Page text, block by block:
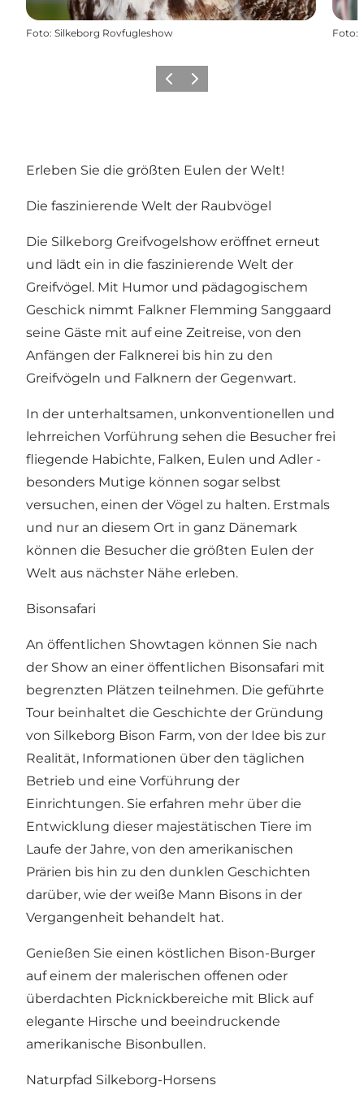
Foto: Silkeborg Rovfugleshow Foto:
ZurückWeiter
Erleben Sie die größten Eulen der Welt!
Die faszinierende Welt der Raubvögel
Die Silkeborg Greifvogelshow eröffnet erneut
und lädt ein in die faszinierende Welt der
Greifvögel. Mit Humor und pädagogischem
Geschick nimmt Falkner Flemming Sanggaard
seine Gäste mit auf eine Zeitreise, von den
Anfängen der Falknerei bis hin zu den
Greifvögeln und Falknern der Gegenwart.
In der unterhaltsamen, unkonventionellen und
lehrreichen Vorführung sehen die Besucher frei
fliegende Habichte, Falken, Eulen und Adler -
besonders Mutige können sogar selbst
versuchen, einen der Vögel zu halten. Erstmals
und nur an diesem Ort in ganz Dänemark
können die Besucher die größten Eulen der
Welt aus nächster Nähe erleben.
Bisonsafari
An öffentlichen Showtagen können Sie nach
der Show an einer öffentlichen Bisonsafari mit
begrenzten Plätzen teilnehmen. Die geführte
Tour beinhaltet die Geschichte der Gründung
von Silkeborg Bison Farm, von der Idee bis zur
Realität, Informationen über den täglichen
Betrieb und eine Vorführung der
Einrichtungen. Sie erfahren mehr über die
Entwicklung dieser majestätischen Tiere im
Laufe der Jahre, von den amerikanischen
Prärien bis hin zu den dunklen Geschichten
darüber, wie der weiße Mann Bisons in der
Vergangenheit behandelt hat.
Genießen Sie einen köstlichen Bison-Burger
auf einem der malerischen offenen oder
überdachten Picknickbereiche mit Blick auf
elegante Hirsche und beeindruckende
amerikanische Bisonbullen.
Naturpfad Silkeborg-Horsens